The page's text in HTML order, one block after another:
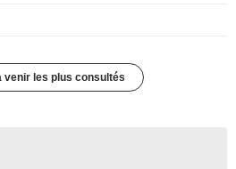
venir les plus consultés